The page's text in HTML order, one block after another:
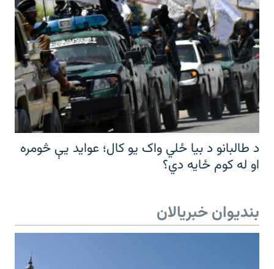
د طالبانو د بیا ځلي واک یو کال؛ عواید یې څومره
او له کوم ځایه دي؟
بندیوان خبریالان